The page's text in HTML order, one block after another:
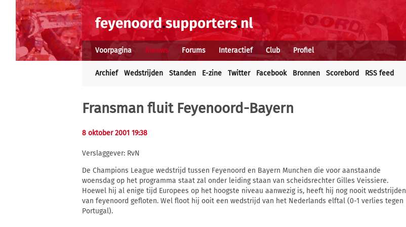
Voorpagina Nieuws Forums Interactief Club Profiel
Archief Wedstrijden Standen E-zine Twitter Facebook Bronnen Scorebord RSS feed
Fransman fluit Feyenoord-Bayern
8 oktober 2001 19:38
Verslaggever: RvN
De Champions League wedstrijd tussen Feyenoord en Bayern Munchen die voor aanstaande
woensdag op het programma staat zal onder leiding staan van scheidsrechter Gilles Veissiere.
Hoewel hij al enige tijd Europees op het hoogste niveau aanwezig is, heeft hij nog nooit wedstrijden
van feyenoord gefloten. Wel floot hij ooit een wedstrijd van het Nederlands elftal (0-1 verlies tegen
Portugal).